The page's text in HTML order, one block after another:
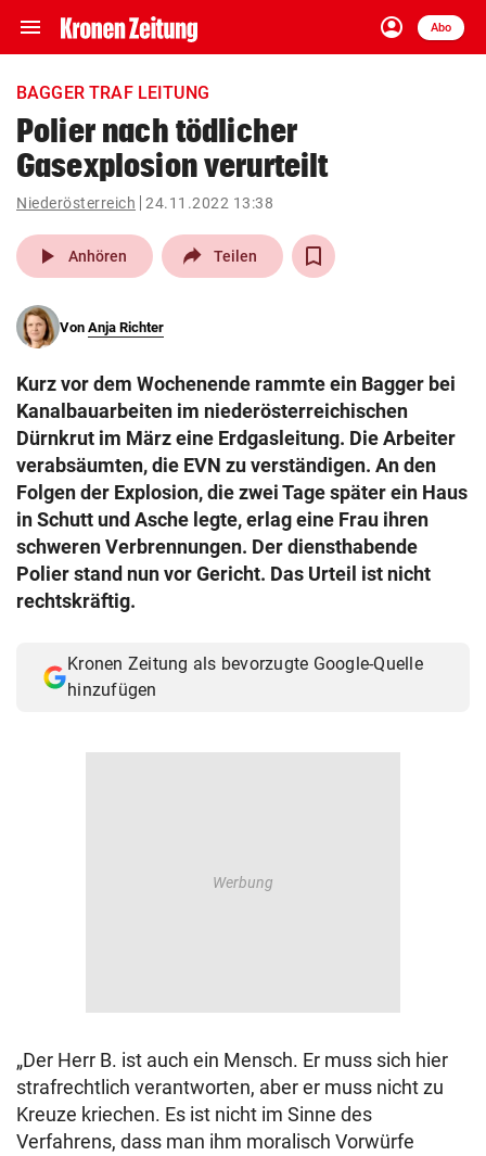
menu Navigation
ein-/ausklappen
account_circle
Anmelden
Abo
close Schließen
account_circle Anmelden
arrow_right
pin_drop
Wien arrow_right
search
eingeben
© Krone Multimedia GmbH & Co KG 2026
Muthgasse 2, 1190 Wien
BAGGER TRAF LEITUNG
Polier nach tödlicher
Gasexplosion verurteilt
Niederösterreich 24.11.2022 13:38
play_arrow Anhören Teilen
Von Anja Richter
Kurz vor dem Wochenende rammte ein Bagger bei
Kanalbauarbeiten im niederösterreichischen
Dürnkrut im März eine Erdgasleitung. Die Arbeiter
verabsäumten, die EVN zu verständigen. An den
Folgen der Explosion, die zwei Tage später ein Haus
in Schutt und Asche legte, erlag eine Frau ihren
schweren Verbrennungen. Der diensthabende
Polier stand nun vor Gericht. Das Urteil ist nicht
rechtskräftig.
Kronen Zeitung als bevorzugte Google-Quelle
hinzufügen
„Der Herr B. ist auch ein Mensch. Er muss sich hier
strafrechtlich verantworten, aber er muss nicht zu
Kreuze kriechen. Es ist nicht im Sinne des
Verfahrens, dass man ihm moralisch Vorwürfe